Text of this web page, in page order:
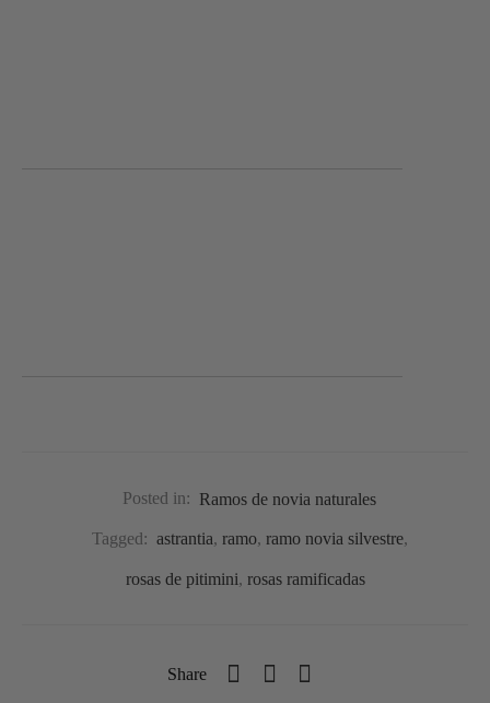
Posted in: Ramos de novia naturales
Tagged: astrantia, ramo, ramo novia silvestre,
rosas de pitimini, rosas ramificadas
Share